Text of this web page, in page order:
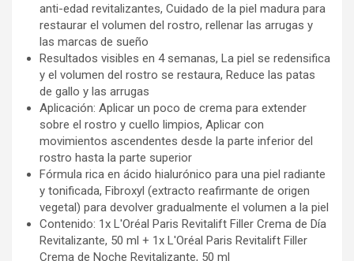
anti-edad revitalizantes, Cuidado de la piel madura para
restaurar el volumen del rostro, rellenar las arrugas y
las marcas de sueño
Resultados visibles en 4 semanas, La piel se redensifica
y el volumen del rostro se restaura, Reduce las patas
de gallo y las arrugas
Aplicación: Aplicar un poco de crema para extender
sobre el rostro y cuello limpios, Aplicar con
movimientos ascendentes desde la parte inferior del
rostro hasta la parte superior
Fórmula rica en ácido hialurónico para una piel radiante
y tonificada, Fibroxyl (extracto reafirmante de origen
vegetal) para devolver gradualmente el volumen a la piel
Contenido: 1x L'Oréal Paris Revitalift Filler Crema de Día
Revitalizante, 50 ml + 1x L'Oréal Paris Revitalift Filler
Crema de Noche Revitalizante, 50 ml